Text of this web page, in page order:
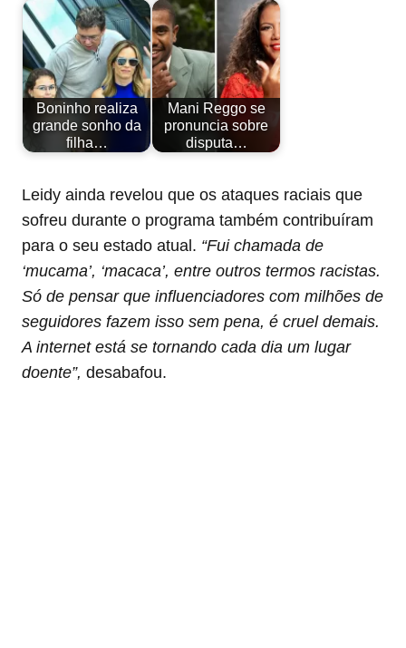
Boninho realiza
grande sonho da
filha…
Mani Reggo se
pronuncia sobre
disputa…
Leidy ainda revelou que os ataques raciais que
sofreu durante o programa também contribuíram
para o seu estado atual. “Fui chamada de
‘mucama’, ‘macaca’, entre outros termos racistas.
Só de pensar que influenciadores com milhões de
seguidores fazem isso sem pena, é cruel demais.
A internet está se tornando cada dia um lugar
doente”, desabafou.